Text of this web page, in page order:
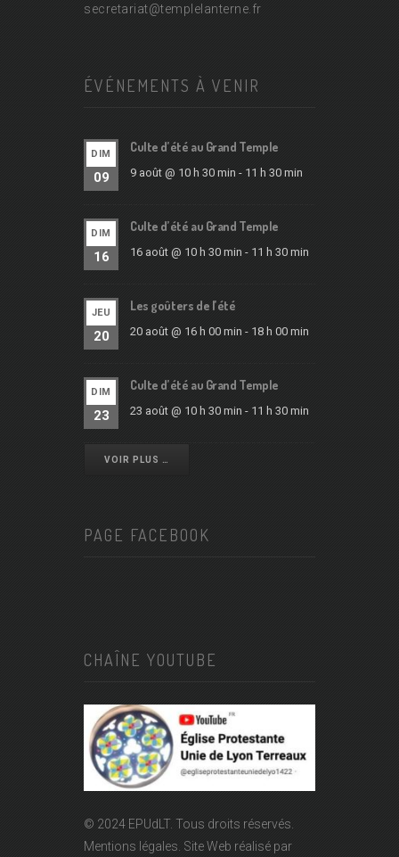
secretariat@templelanterne.fr
ÉVÉNEMENTS À VENIR
DIM
09
Culte d’été au Grand Temple
9 août @ 10 h 30 min - 11 h 30 min
DIM
16
Culte d’été au Grand Temple
16 août @ 10 h 30 min - 11 h 30 min
JEU
20
Les goûters de l’été
20 août @ 16 h 00 min - 18 h 00 min
DIM
23
Culte d’été au Grand Temple
23 août @ 10 h 30 min - 11 h 30 min
VOIR PLUS …
PAGE FACEBOOK
CHAÎNE YOUTUBE
© 2024 EPUdLT. Tous droits réservés.
Mentions légales. Site Web réalisé par